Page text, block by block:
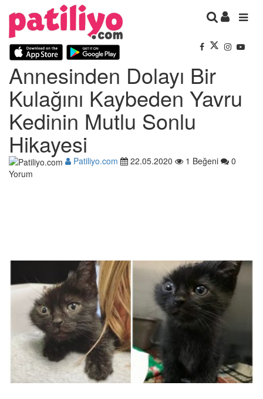
Annesinden Dolayı Bir
Kulağını Kaybeden Yavru
Kedinin Mutlu Sonlu
Hikayesi
Patiliyo.com 22.05.2020 1 Beğeni
0
Yorum